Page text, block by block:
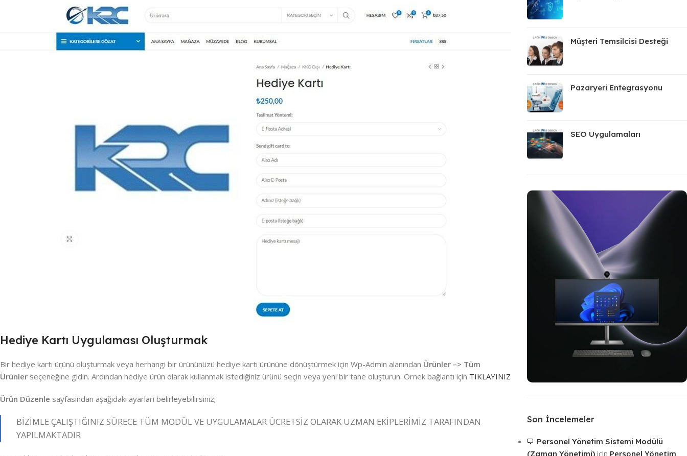
Hediye Kartı Uygulaması Oluşturmak
Bir hediye kartı ürünü oluşturmak veya herhangi bir ürününüzü hediye kartı ürününe dönüştürmek için Wp-Admin alanından Ürünler –> Tüm
Ürünler seçeneğine gidin. Ardından hediye ürün olarak kullanmak istediğiniz ürünü seçin veya yeni bir tane oluşturun. Örnek bağlantı için TIKLAYINIZ
Ürün Düzenle sayfasından aşağıdaki ayarları belirleyebilirsiniz;
BİZİMLE ÇALIŞTIĞINIZ SÜRECE TÜM MODÜL VE UYGULAMALAR ÜCRETSİZ OLARAK UZMAN EKİPLERİMİZ TARAFINDAN
YAPILMAKTADIR
Müşteri Temsilcisi Desteği
Pazaryeri Entegrasyonu
SEO Uygulamaları
Mağaza
Son İncelemeler
Personel Yönetim Sistemi Modülü
(Zaman Yönetimi)için Personel Yönetim